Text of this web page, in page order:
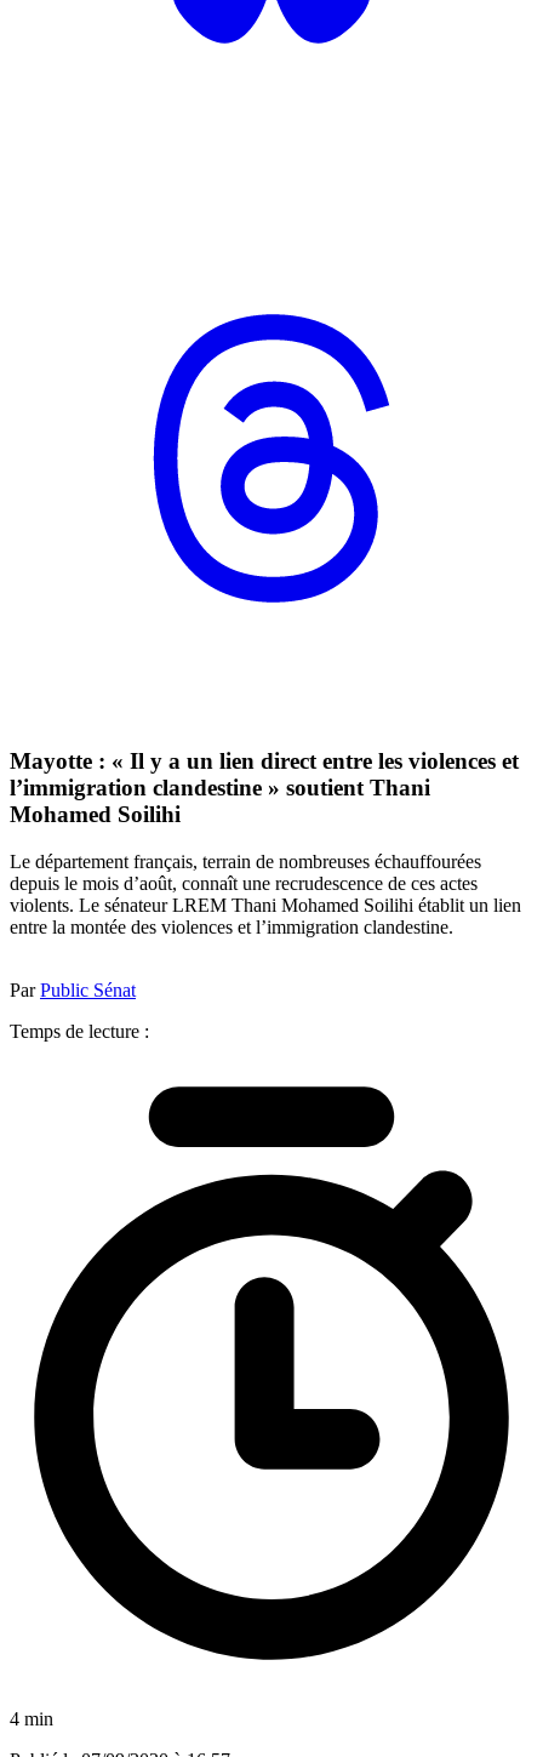
Mayotte : « Il y a un lien direct entre les violences et
l’immigration clandestine » soutient Thani
Mohamed Soilihi
Le département français, terrain de nombreuses échauffourées
depuis le mois d’août, connaît une recrudescence de ces actes
violents. Le sénateur LREM Thani Mohamed Soilihi établit un lien
entre la montée des violences et l’immigration clandestine.
ParPublic Sénat
Temps de lecture :
4 min